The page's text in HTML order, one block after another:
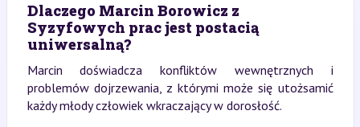
Dlaczego Marcin Borowicz z
Syzyfowych prac jest postacią
uniwersalną?
Marcin doświadcza konfliktów wewnętrznych i
problemów dojrzewania, z którymi może się utożsamić
każdy młody człowiek wkraczający w dorosłość.